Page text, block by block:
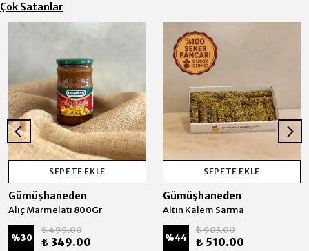
Çok Satanlar
SEPETE EKLE
Gümüşhaneden
Alıç Marmelatı 800Gr
%30
₺ 499.00
₺ 349.00
SEPETE EKLE
Gümüşhaneden
Altın Kalem Sarma
%44
₺ 905.00
₺ 510.00